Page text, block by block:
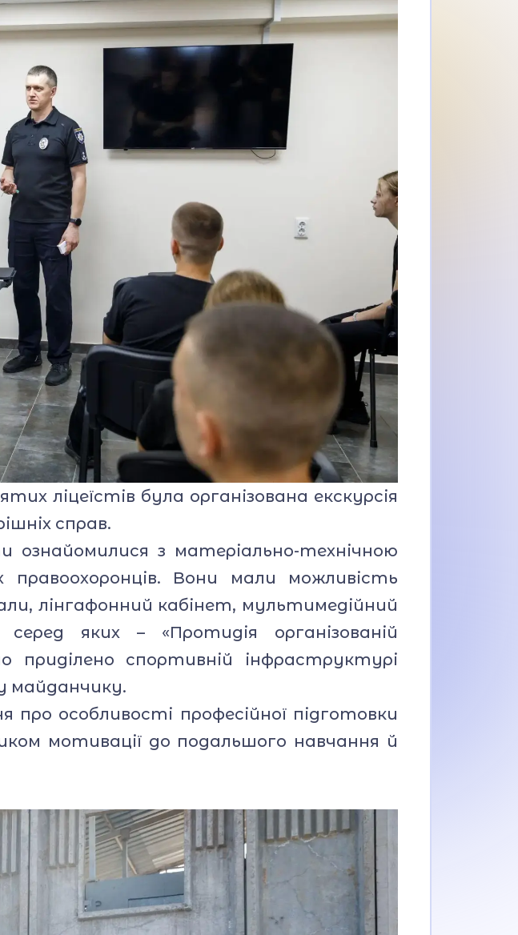
ліцеїстів була організована екскурсія
справ.
ознайомилися з матеріально-технічною
правоохоронців. Вони мали можливість
лінгафонний кабінет, мультимедійний
яких – «Протидія організованій
приділено спортивній інфраструктурі
майданчику.
про особливості професійної підготовки
мотивації до подальшого навчання й